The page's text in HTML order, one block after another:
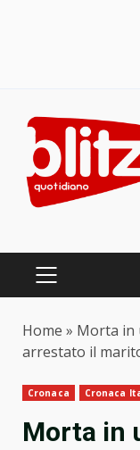
content
PRIMARY
Home » Morta in
arrestato il
Cronaca Cronaca
Morta in